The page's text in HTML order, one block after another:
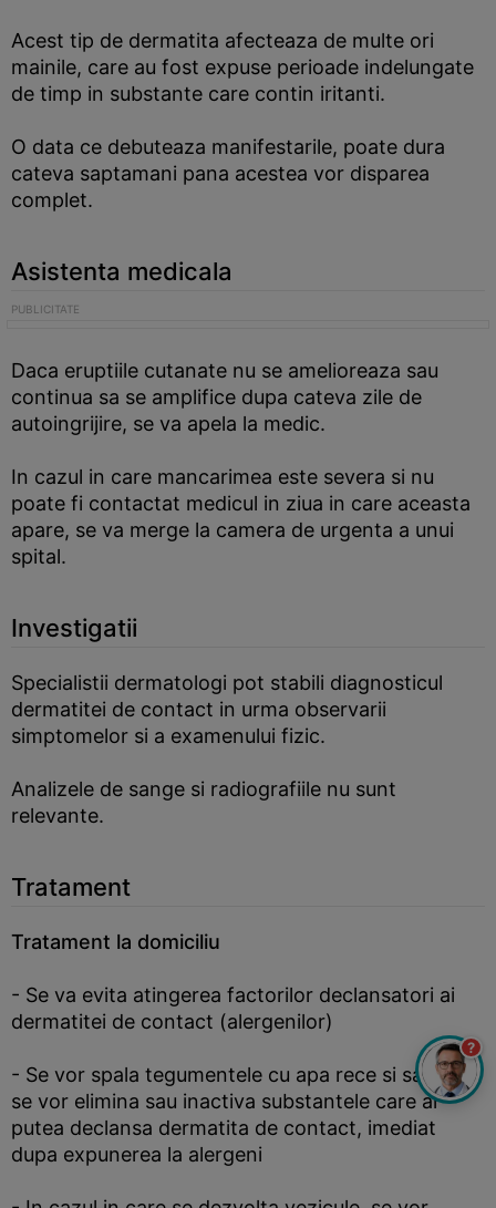
Acest tip de dermatita afecteaza de multe ori
mainile, care au fost expuse perioade indelungate
de timp in substante care contin iritanti.
O data ce debuteaza manifestarile, poate dura
cateva saptamani pana acestea vor disparea
complet.
Asistenta medicala
Daca eruptiile cutanate nu se amelioreaza sau
continua sa se amplifice dupa cateva zile de
autoingrijire, se va apela la medic.
In cazul in care mancarimea este severa si nu
poate fi contactat medicul in ziua in care aceasta
apare, se va merge la camera de urgenta a unui
spital.
Investigatii
Specialistii dermatologi pot stabili diagnosticul
dermatitei de contact in urma observarii
simptomelor si a examenului fizic.
Analizele de sange si radiografiile nu sunt
relevante.
Tratament
Tratament la domiciliu
- Se va evita atingerea factorilor declansatori ai
dermatitei de contact (alergenilor)
- Se vor spala tegumentele cu apa rece si sapun si
se vor elimina sau inactiva substantele care ar
putea declansa dermatita de contact, imediat
dupa expunerea la alergeni
?